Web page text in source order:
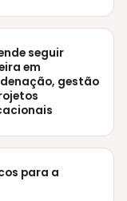
seguir
em
gestão
para a